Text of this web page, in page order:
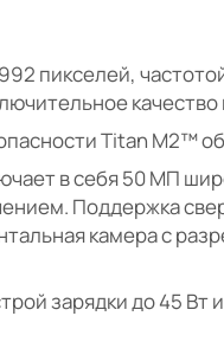
пикселей,
Titan M2™
в себя 50 МП
Поддержка
камера с
зарядки до 45